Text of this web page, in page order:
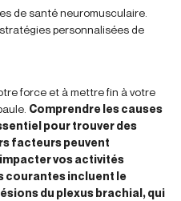
de santé neuromusculaire.
personnalisées de
force et à mettre fin à votre
Comprendre les causes
pour trouver des
facteurs peuvent
vos activités
courantes incluent le
du plexus brachial, qui